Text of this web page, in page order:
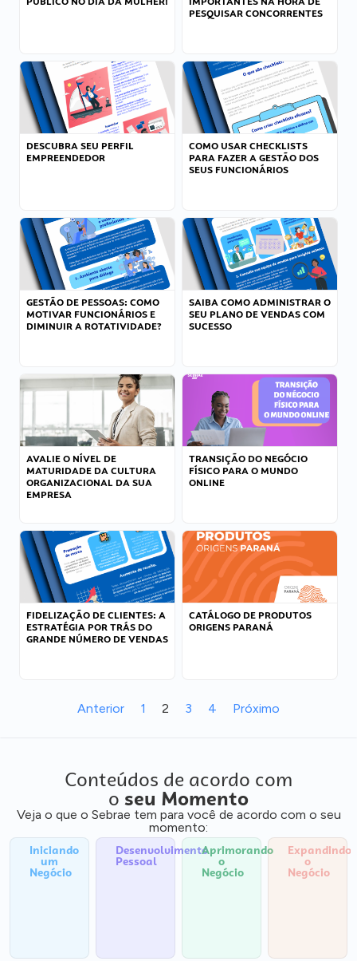
PESQUISAR CONCORRENTES
DESCUBRA SEU PERFIL
EMPREENDEDOR
COMO USAR CHECKLISTS
PARA FAZER A GESTÃO DOS
SEUS FUNCIONÁRIOS
GESTÃO DE PESSOAS: COMO
MOTIVAR FUNCIONÁRIOS E
DIMINUIR A ROTATIVIDADE?
SAIBA COMO ADMINISTRAR O
SEU PLANO DE VENDAS COM
SUCESSO
AVALIE O NÍVEL DE
MATURIDADE DA CULTURA
ORGANIZACIONAL DA SUA
EMPRESA
TRANSIÇÃO DO NEGÓCIO
FÍSICO PARA O MUNDO
ONLINE
FIDELIZAÇÃO DE CLIENTES: A
ESTRATÉGIA POR TRÁS DO
GRANDE NÚMERO DE VENDAS
CATÁLOGO DE PRODUTOS
ORIGENS PARANÁ
Anterior 1 2 3 4 Próximo
Conteúdos de acordo com
o seu Momento
Veja o que o Sebrae tem para você de acordo com o seu
momento:
Iniciando
um
Negócio
Desenvolvimento
Pessoal
Aprimorando
o
Negócio
Expandindo
o
Negócio